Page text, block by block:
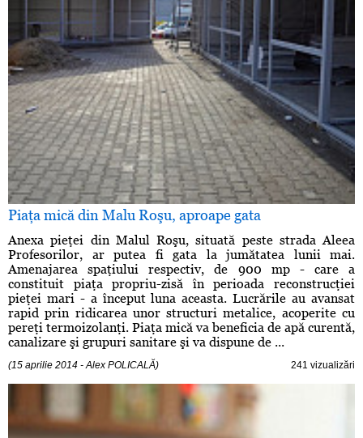
Piaţa mică din Malu Roşu, aproape gata
Anexa pieţei din Malul Roşu, situată peste strada Aleea
Profesorilor, ar putea fi gata la jumătatea lunii mai.
Amenajarea spaţiului respectiv, de 900 mp - care a
constituit piaţa propriu-zisă în perioada reconstrucţiei
pieţei mari - a început luna aceasta. Lucrările au avansat
rapid prin ridicarea unor structuri metalice, acoperite cu
pereţi termoizolanţi. Piaţa mică va beneficia de apă curentă,
canalizare şi grupuri sanitare şi va dispune de ...
(15 aprilie 2014 - Alex POLICALĂ) 241 vizualizări